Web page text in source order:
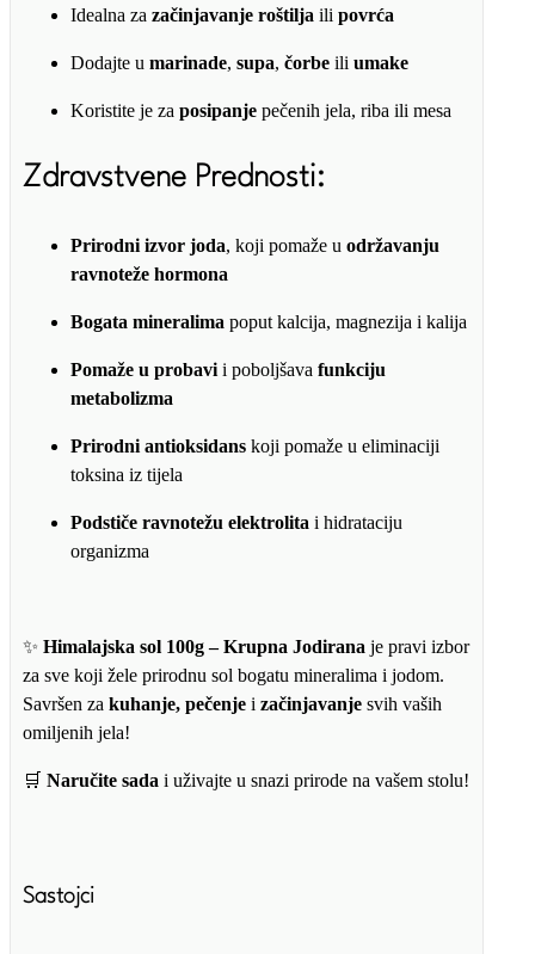
Idealna za začinjavanje roštilja ili povrća
Dodajte u marinade, supa, čorbe ili umake
Koristite je za posipanje pečenih jela, riba ili mesa
Zdravstvene Prednosti:
Prirodni izvor joda, koji pomaže u održavanju
ravnoteže hormona
Bogata mineralima poput kalcija, magnezija i kalija
Pomaže u probavi i poboljšava funkciju
metabolizma
Prirodni antioksidans koji pomaže u eliminaciji
toksina iz tijela
Podstiče ravnotežu elektrolita i hidrataciju
organizma
✨ Himalajska sol 100g – Krupna Jodirana je pravi izbor
za sve koji žele prirodnu sol bogatu mineralima i jodom.
Savršen za kuhanje, pečenje i začinjavanje svih vaših
omiljenih jela!
🛒 Naručite sada i uživajte u snazi prirode na vašem stolu!
Sastojci